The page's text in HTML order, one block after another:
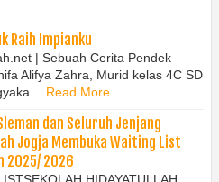
Raih Impianku
| Sebuah Cerita Pendek
Alifya Zahra, Murid kelas 4C SD
Read More...
dan Seluruh Jenjang
Jogja Membuka Waiting List
2025/ 2026